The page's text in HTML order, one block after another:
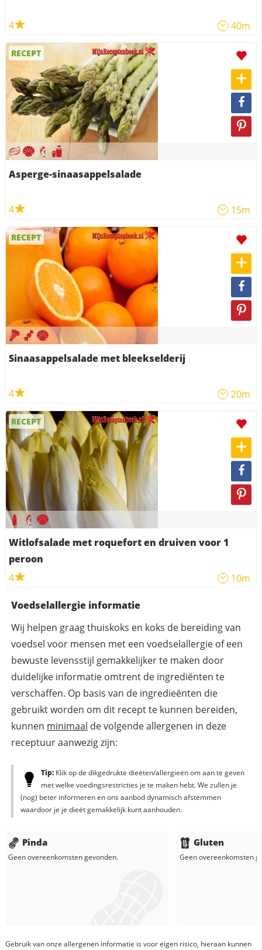
4 40m
RECEPT
Asperge-sinaasappelsalade
4 15m
RECEPT
Sinaasappelsalade met bleekselderij
4 20m
RECEPT
Witlofsalade met roquefort en druiven voor 1
peroon
4
10m
Voedselallergie informatie
Wij helpen graag thuiskoks en koks de bereiding van
voedsel voor mensen met een voedselallergie of een
bewuste levensstijl gemakkelijker te maken door
duidelijke informatie omtrent de ingrediënten te
verschaffen. Op basis van de ingredieënten die
gebruikt worden om dit recept te kunnen bereiden,
kunnen minimaal de volgende allergenen in deze
receptuur aanwezig zijn:
Tip:Klik op de dikgedrukte dieëten/allergieën om aan te geven
met welke voedingsrestricties je te maken hebt. We zullen je
(nog) beter informeren en ons aanbod dynamisch afstemmen
waardoor je je dieët gemakkelijk kunt aanhouden.
Pinda
Geen overeenkomsten gevonden.
Gluten
Geen overeenkomsten
Gebruik van onze allergenen informatie is voor eigen risico, hieraan kunnen